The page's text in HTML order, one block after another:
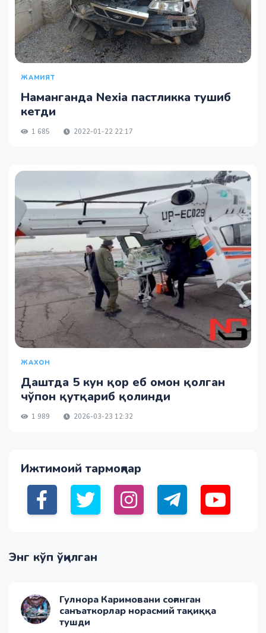
ЖАМИЯТ
Наманганда Nexia пастликка тушиб
кетди
1 685 2022-01-22 22:17
ЖАХОН
Даштда 5 кун қор еб омон қолган
чўпон қутқариб қолинди
1 989 2026-03-23 12:32
Ижтимоий тармоқлар
Энг кўп ўқилган
Гулнора Каримовани соғинган
санъаткорлар норасмий тақиққа
тушди